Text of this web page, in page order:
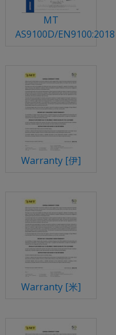
MT
AS9100D/EN9100:2018
Warranty [伊]
Warranty [米]